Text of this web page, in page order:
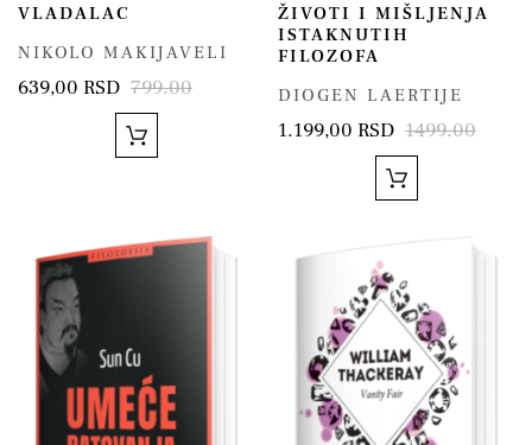
VLADALAC
NIKOLO MAKIJAVELI
639,00 RSD 799.00
ŽIVOTI I MIŠLJENJA
ISTAKNUTIH
FILOZOFA
DIOGEN LAERTIJE
1.199,00 RSD 1499.00